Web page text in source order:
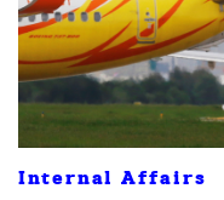
Internal Affairs